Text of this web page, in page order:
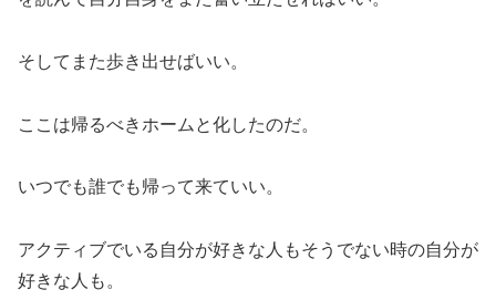
そしてまた歩き出せばいい。
ここは帰るべきホームと化したのだ。
いつでも誰でも帰って来ていい。
アクティブでいる自分が好きな人もそうでない時の自分が
好きな人も。